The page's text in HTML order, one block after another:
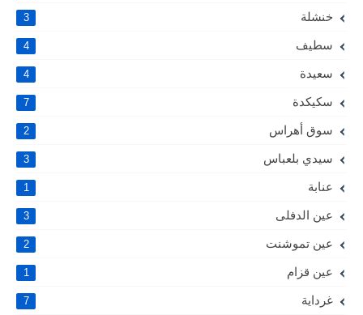
خنشلة 3
سطيف 4
سعيدة 4
سكيكدة 7
سوق أهراس 2
سيدي بلعباس 3
عنابة 1
عين الدفلى 3
عين تموشنت 2
عين قزام 1
غرداية 7